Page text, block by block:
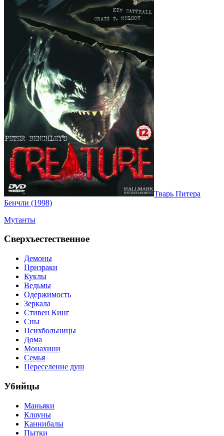
Тварь Питера
Бенчли (1998)
Мутанты
Сверхъестественное
Демоны
Призраки
Куклы
Ведьмы
Одержимость
Зеркала
Стивен Кинг
Сны
Психбольницы
Дома
Монахини
Семья
Переселение душ
Убийцы
Маньяки
Клоуны
Каннибалы
Пытки